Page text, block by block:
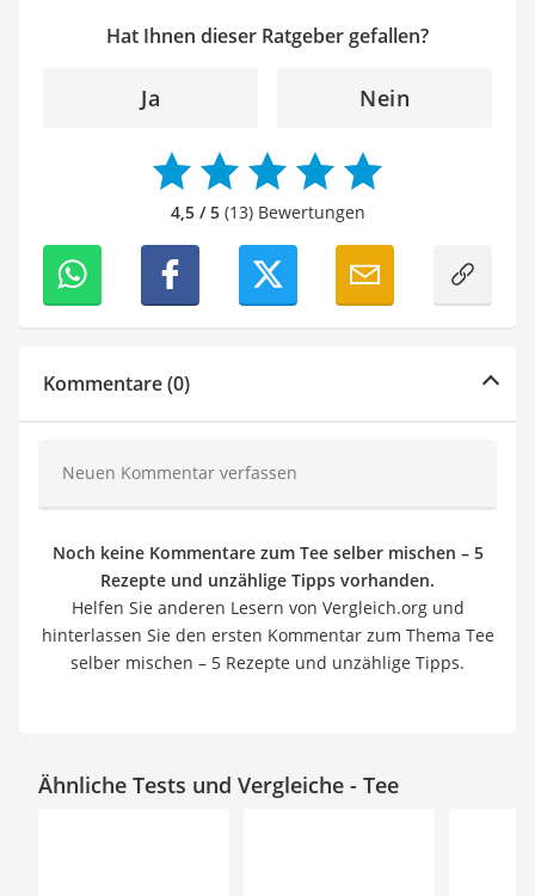
Hat Ihnen dieser Ratgeber gefallen?
Ja Nein
4,5 / 5(13) Bewertungen
Kommentare (0)
Neuen Kommentar verfassen
Noch keine Kommentare zum Tee selber mischen – 5
Rezepte und unzählige Tipps vorhanden.
Helfen Sie anderen Lesern von Vergleich.org und
hinterlassen Sie den ersten Kommentar zum Thema Tee
selber mischen – 5 Rezepte und unzählige Tipps.
Ähnliche Tests und Vergleiche - Tee